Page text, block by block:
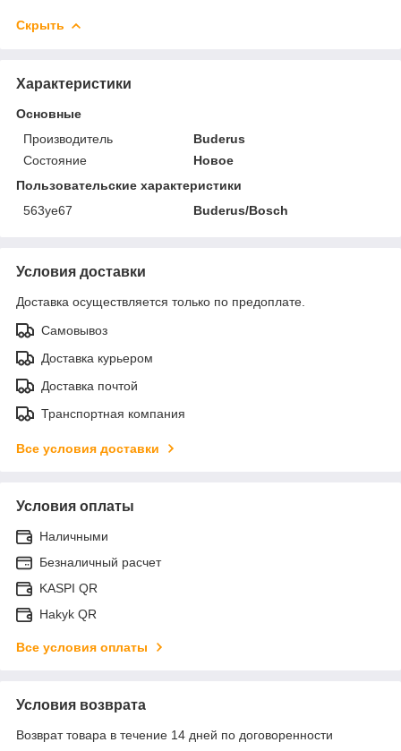
Скрыть
Характеристики
Основные
Производитель
Buderus
Состояние
Новое
Пользовательские характеристики
563уе67
Buderus/Bosch
Условия доставки
Доставка осуществляется только по предоплате.
Самовывоз
Доставка курьером
Доставка почтой
Транспортная компания
Все условия доставки
Условия оплаты
Наличными
Безналичный расчет
KASPI QR
Hakyk QR
Все условия оплаты
Условия возврата
Возврат товара в течение 14 дней по договоренности